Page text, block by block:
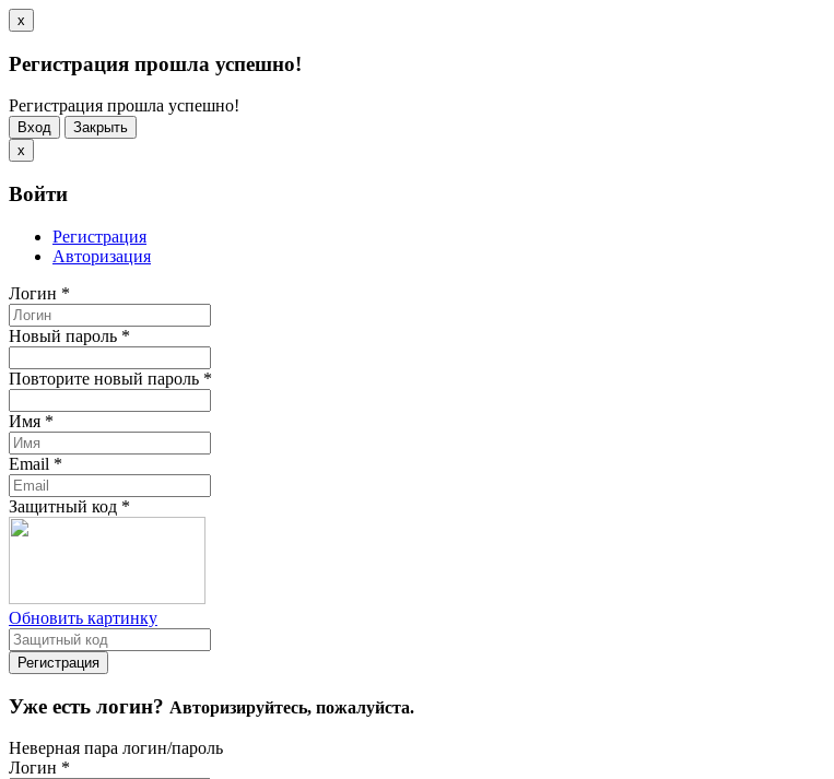
x
Регистрация прошла успешно!
Регистрация прошла успешно!
Вход
Закрыть
x
Войти
Регистрация
Авторизация
Логин *
Новый пароль *
Повторите новый пароль *
Имя *
Email *
Защитный код *
Обновить картинку
Уже есть логин? Авторизируйтесь, пожалуйста.
Неверная пара логин/пароль
Логин *